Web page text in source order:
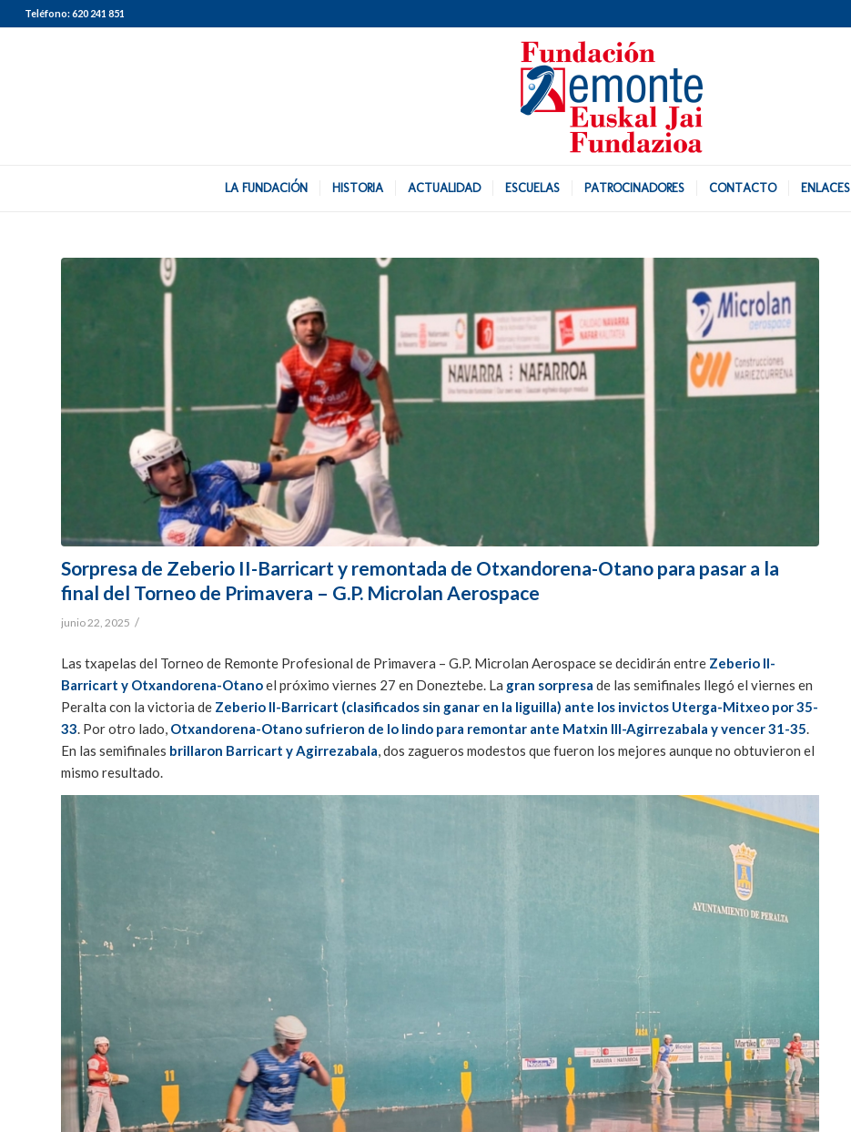
Teléfono:620 241 851
LA FUNDACIÓN HISTORIA ACTUALIDAD ESCUELAS PATROCINADORES CONTACTO ENLACES
Sorpresa de Zeberio II-Barricart y remontada de Otxandorena-Otano para pasar a la
final del Torneo de Primavera – G.P. Microlan Aerospace
junio 22, 2025 /
Las txapelas del Torneo de Remonte Profesional de Primavera – G.P. Microlan Aerospace se decidirán entre Zeberio II-
Barricart y Otxandorena-Otanoel próximo viernes 27 en Doneztebe. La gran sorpresa de las semifinales llegó el viernes en
Peralta con la victoria de Zeberio II-Barricart (clasificados sin ganar en la liguilla) ante los invictos Uterga-Mitxeo por 35-
33. Por otro lado, Otxandorena-Otano sufrieron de lo lindo para remontar ante Matxin III-Agirrezabala y vencer 31-35.
En las semifinales brillaron Barricart y Agirrezabala, dos zagueros modestos que fueron los mejores aunque no obtuvieron el
mismo resultado.